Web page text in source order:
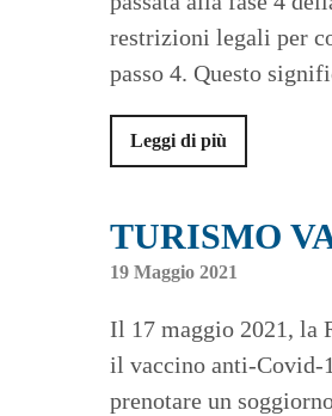
restrizioni legali per
passo 4. Questo
Leggi di più
TURISMO
19 Maggio 2021
Il 17 maggio 2021, la
il vaccino anti-Covid-
prenotare un